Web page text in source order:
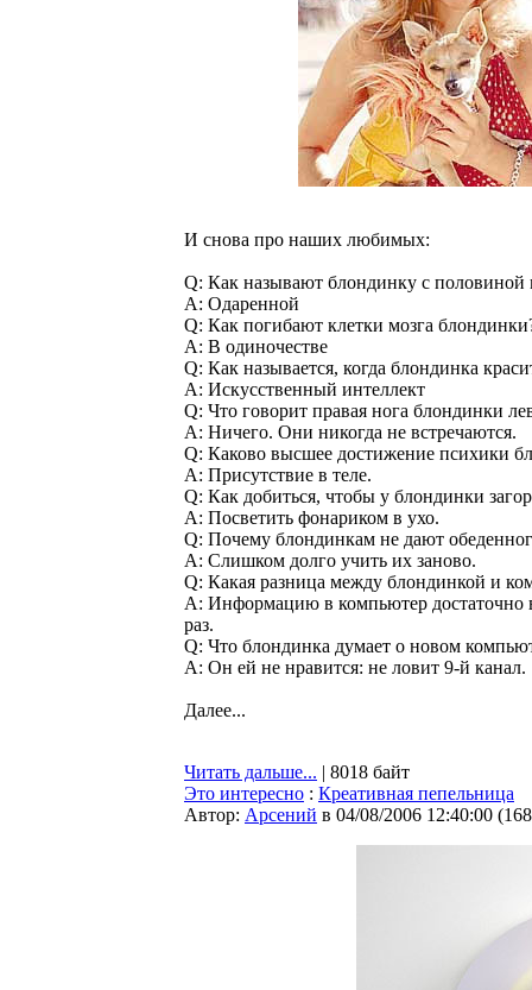
И снова про наших любимых:
Q: Как называют блондинку с половиной
A: Одаренной
Q: Как погибают клетки мозга
A: В одиночестве
Q: Как называется, когда блондинка
A: Искусственный интеллект
Q: Что говорит правая нога блондинки
A: Ничего. Они никогда не встречаются.
Q: Каково высшее достижение психики
A: Присутствие в теле.
Q: Как добиться, чтобы у блондинки
A: Посветить фонариком в ухо.
Q: Почему блондинкам не дают
A: Слишком долго учить их заново.
Q: Какая разница между блондинкой и
A: Информацию в компьютер достаточно
раз.
Q: Что блондинка думает о новом
A: Он ей не нравится: не ловит 9-й канал.
Далее...
Читать дальше... | 8018 байт
Это интересно : Креативная пепельница
Автор: Арсений в 04/08/2006 12:40:00 (